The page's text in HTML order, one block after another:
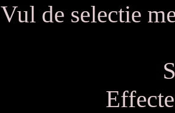
Vul de selectie